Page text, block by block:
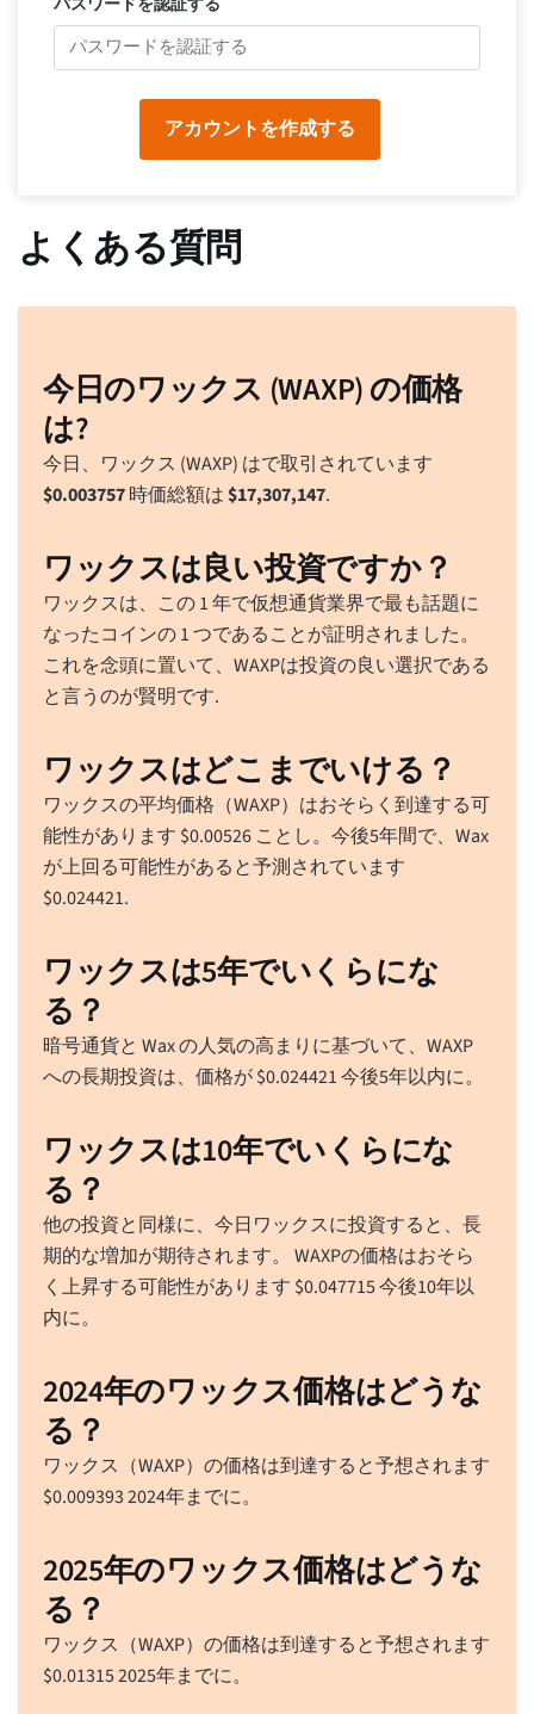
アカウントを作成する
よくある質問
今日のワックス (WAXP) の価格
は?
今日、ワックス (WAXP) はで取引されています
$0.003757時価総額は$17,307,147.
ワックスは良い投資ですか？
ワックスは、この 1 年で仮想通貨業界で最も話題に
なったコインの 1 つであることが証明されました。
これを念頭に置いて、WAXPは投資の良い選択である
と言うのが賢明です.
ワックスはどこまでいける？
ワックスの平均価格（WAXP）はおそらく到達する可
能性があります $0.00526ことし。今後5年間で、Wax
が上回る可能性があると予測されています
$0.024421.
ワックスは5年でいくらにな
る？
暗号通貨と Wax の人気の高まりに基づいて、WAXP
への長期投資は、価格が$0.024421今後5年以内に。
ワックスは10年でいくらにな
る？
他の投資と同様に、今日ワックスに投資すると、長
期的な増加が期待されます。 WAXPの価格はおそら
く上昇する可能性があります $0.047715今後10年以
内に。
2024年のワックス価格はどうな
る？
ワックス（WAXP）の価格は到達すると予想されます
$0.0093932024年までに。
2025年のワックス価格はどうな
る？
ワックス（WAXP）の価格は到達すると予想されます
$0.013152025年までに。